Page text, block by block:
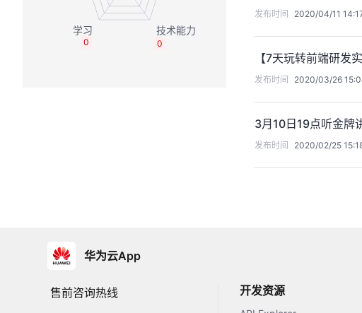
0
0
发布时间 2020/04/11
【7天玩转前端研发
发布时间 2020/03/26
3月10日19点听金牌
发布时间 2020/02/25
华为云App
售前咨询热线 开发资源